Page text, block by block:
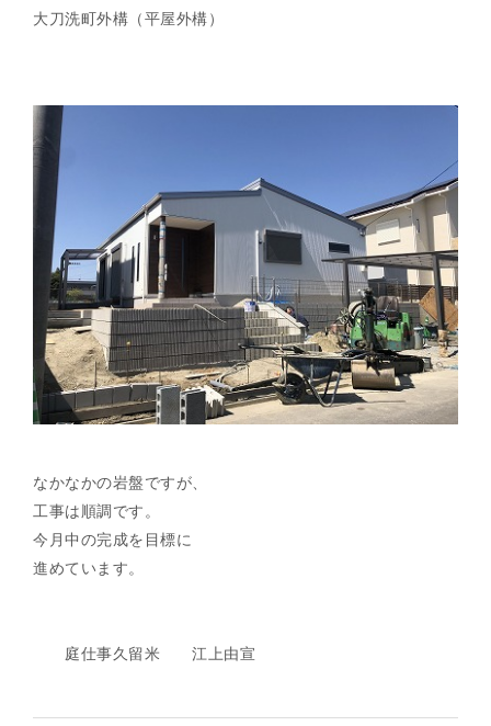
大刀洗町外構（平屋外構）
なかなかの岩盤ですが、
工事は順調です。
今月中の完成を目標に
進めています。
庭仕事久留米 江上由宣